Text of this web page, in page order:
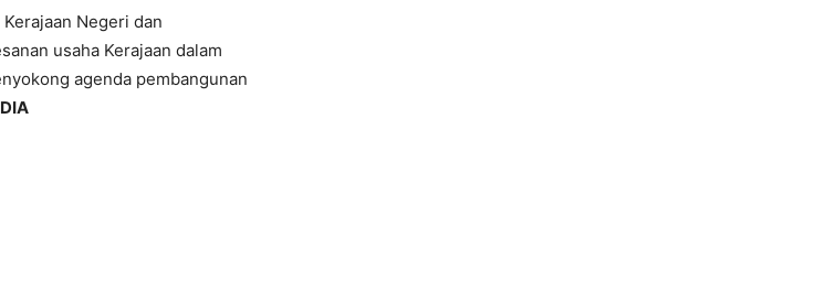
Negeri dan
usaha Kerajaan dalam
agenda pembangunan